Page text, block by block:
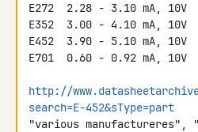
E272  2.28 - 3.10 mA, 10V
E352  3.00 - 4.10 mA, 10V
E452  3.90 - 5.10 mA, 10V
E701  0.60 - 0.92 mA, 10V
http://
search=E-452&sType=part
"various manufactureres",